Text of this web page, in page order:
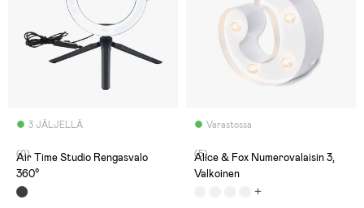
3 JÄLJELLÄ
(0)
Air Time Studio Rengasvalo
360°
Varastossa
(5)
Alice & Fox Numerovalaisin 3,
Valkoinen